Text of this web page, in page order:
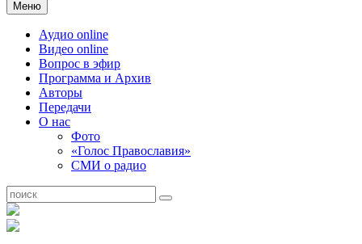
Меню
Аудио online
Видео online
Вопрос в эфир
Программа и Архив
Авторы
Передачи
О нас
Фото
«Голос Православия»
СМИ о радио